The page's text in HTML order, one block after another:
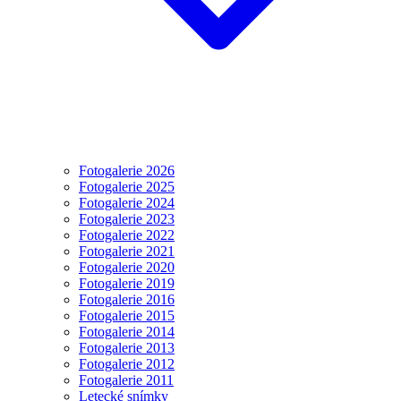
Fotogalerie 2026
Fotogalerie 2025
Fotogalerie 2024
Fotogalerie 2023
Fotogalerie 2022
Fotogalerie 2021
Fotogalerie 2020
Fotogalerie 2019
Fotogalerie 2016
Fotogalerie 2015
Fotogalerie 2014
Fotogalerie 2013
Fotogalerie 2012
Fotogalerie 2011
Letecké snímky